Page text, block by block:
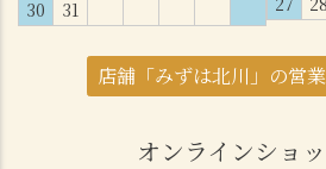
30
31
店舗「みずは北川」の営
オンラインショ